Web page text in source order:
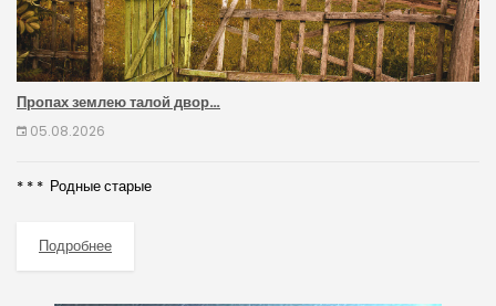
Пропах землею талой двор…
05.08.2026
* * * Родные старые
Подробнее